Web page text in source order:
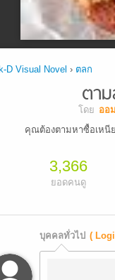
D Visual Novel › ตลก
ตาม
โดย ออ
คุณต้องตามหาซื้อเหนีย
3,366
ยอดคนดู
บุคคลทั่วไป (